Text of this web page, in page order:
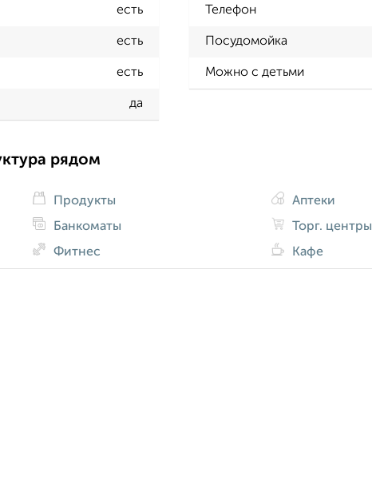
есть Телефон
есть Посудомойка
есть Можно с детьми
да
рядом
Продукты
Банкоматы
Фитнес
Аптеки
Торг. центры
Кафе